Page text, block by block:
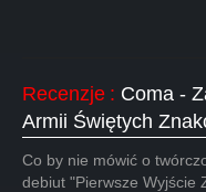
Recenzje : Coma -
Armii Świętych
Co by nie mówić o
debiut "Pierwsze Wyjście